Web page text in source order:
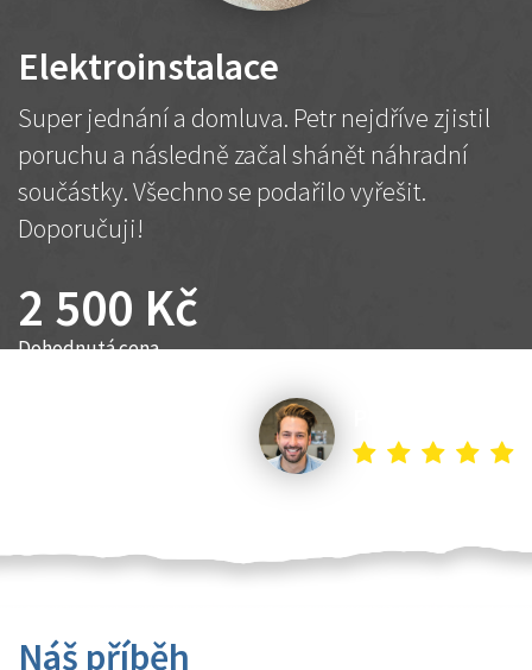
Elektroinstalace
Super jednání a domluva. Petr nejdříve zjistil
poruchu a následně začal shánět náhradní
součástky. Všechno se podařilo vyřešit.
Doporučuji!
2 500 Kč
Dohodnutá cena
Náš příběh